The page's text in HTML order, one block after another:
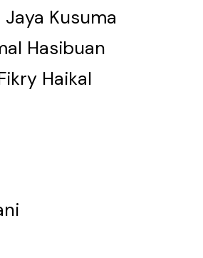
Kusuma
Hasibuan
Haikal